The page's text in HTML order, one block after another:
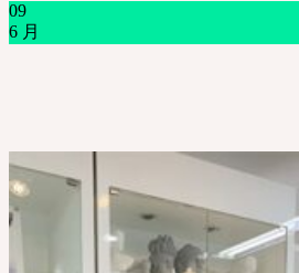
09
6 月